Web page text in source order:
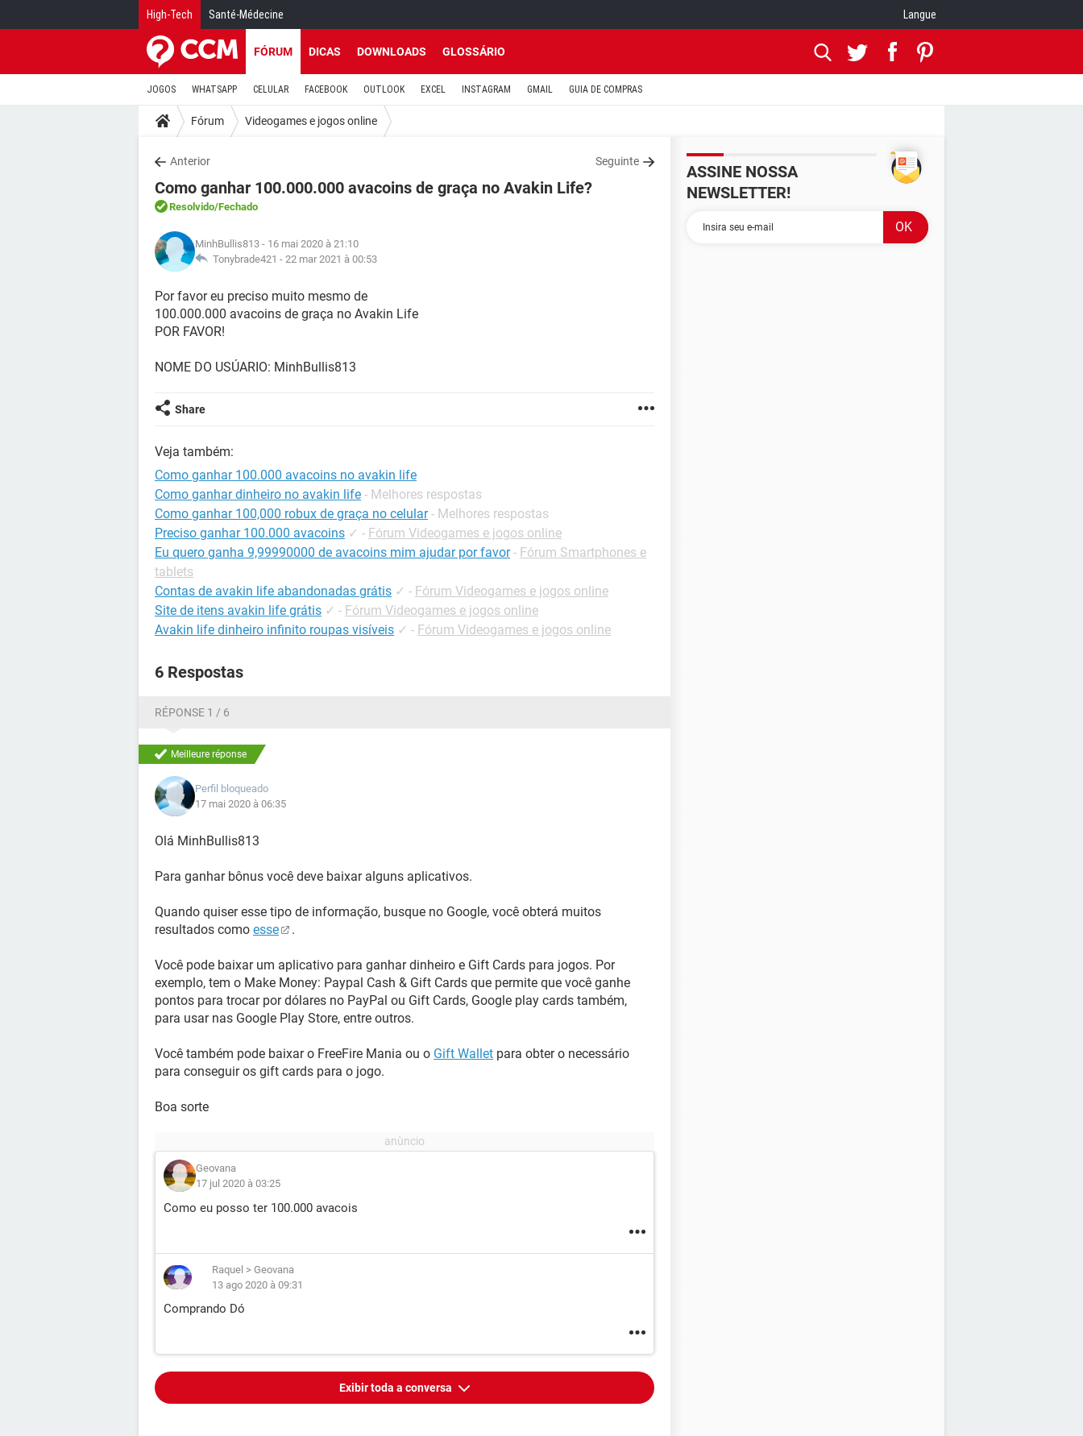
High-Tech Santé-Médecine Langue
FÓRUM DICAS DOWNLOADS GLOSSÁRIO
JOGOS WHATSAPP CELULAR FACEBOOK OUTLOOK EXCEL INSTAGRAM GMAIL GUIA DE COMPRAS
Fórum Videogames e jogos online
Anterior Seguinte
Como ganhar 100.000.000 avacoins de graça no Avakin Life?
Resolvido/Fechado
MinhBullis813 - 16 mai 2020 à 21:10
Tonybrade421 - 22 mar 2021 à 00:53
Por favor eu preciso muito mesmo de
100.000.000 avacoins de graça no Avakin Life
POR FAVOR!
NOME DO USÚARIO: MinhBullis813
Share
Veja também:
Como ganhar 100.000 avacoins no avakin life
Como ganhar dinheiro no avakin life - Melhores respostas
Como ganhar 100,000 robux de graça no celular - Melhores respostas
Preciso ganhar 100.000 avacoins ✓ - Fórum Videogames e jogos online
Eu quero ganha 9,99990000 de avacoins mim ajudar por favor - Fórum Smartphones e
tablets
Contas de avakin life abandonadas grátis ✓ - Fórum Videogames e jogos online
Site de itens avakin life grátis ✓ - Fórum Videogames e jogos online
Avakin life dinheiro infinito roupas visíveis ✓ - Fórum Videogames e jogos online
6 Respostas
RÉPONSE 1 / 6
Meilleure réponse
Perfil bloqueado
17 mai 2020 à 06:35
Olá MinhBullis813
Para ganhar bônus você deve baixar alguns aplicativos.
Quando quiser esse tipo de informação, busque no Google, você obterá muitos
resultados como esse .
Você pode baixar um aplicativo para ganhar dinheiro e Gift Cards para jogos. Por
exemplo, tem o Make Money: Paypal Cash & Gift Cards que permite que você ganhe
pontos para trocar por dólares no PayPal ou Gift Cards, Google play cards também,
para usar nas Google Play Store, entre outros.
Você também pode baixar o FreeFire Mania ou o Gift Wallet para obter o necessário
para conseguir os gift cards para o jogo.
Boa sorte
Geovana
17 jul 2020 à 03:25
Como eu posso ter 100.000 avacois
Raquel > Geovana
13 ago 2020 à 09:31
Comprando Dó
Exibir toda a conversa
ASSINE NOSSA
NEWSLETTER!